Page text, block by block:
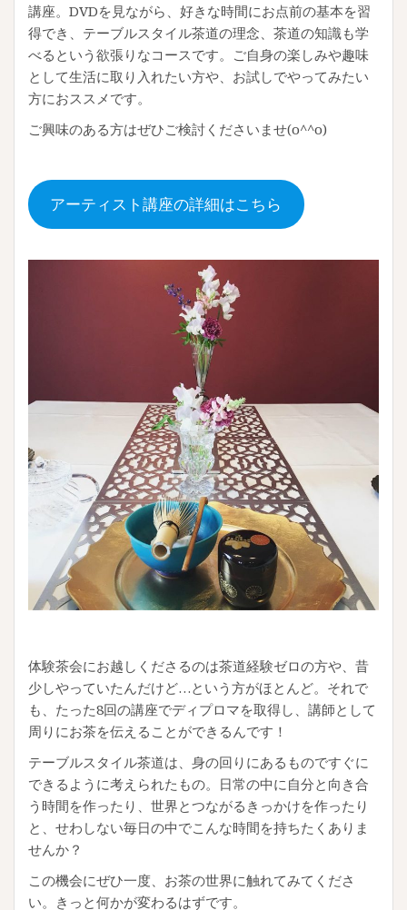
講座。DVDを見ながら、好きな時間にお点前の基本を習
得でき、テーブルスタイル茶道の理念、茶道の知識も学
べるという欲張りなコースです。ご自身の楽しみや趣味
として生活に取り入れたい方や、お試しでやってみたい
方におススメです。
ご興味のある方はぜひご検討くださいませ(o^^o)
アーティスト講座の詳細はこちら
体験茶会にお越しくださるのは茶道経験ゼロの方や、昔
少しやっていたんだけど…という方がほとんど。それで
も、たった8回の講座でディプロマを取得し、講師として
周りにお茶を伝えることができるんです！
テーブルスタイル茶道は、身の回りにあるものですぐに
できるように考えられたもの。日常の中に自分と向き合
う時間を作ったり、世界とつながるきっかけを作ったり
と、せわしない毎日の中でこんな時間を持ちたくありま
せんか？
この機会にぜひ一度、お茶の世界に触れてみてくださ
い。きっと何かが変わるはずです。